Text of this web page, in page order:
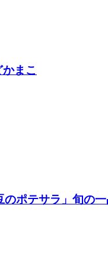
まこ
のポテサラ」旬の